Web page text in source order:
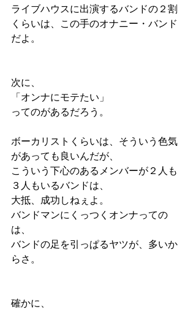
ライブハウスに出演するバンドの２割
くらいは、この手のオナニー・バンド
だよ。
次に、
「オンナにモテたい」
ってのがあるだろう。
ボーカリストくらいは、そういう色気
があっても良いんだが、
こういう下心のあるメンバーが２人も
３人もいるバンドは、
大抵、成功しねぇよ。
バンドマンにくっつくオンナっての
は、
バンドの足を引っぱるヤツが、多いか
らさ。
確かに、